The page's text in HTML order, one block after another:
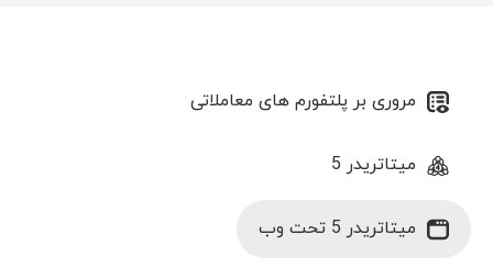
مروری بر پلتفورم های معاملاتی
میتاتریدر 5
میتاتریدر 5 تحت وب